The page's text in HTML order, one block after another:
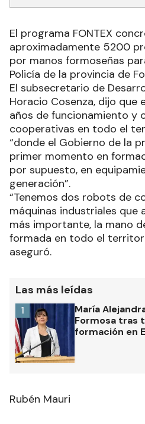
El programa FONTEX
aproximadamente 5200
por manos formoseñas
Policía de la provincia de
El subsecretario de
Horacio Cosenza, dijo que
años de funcionamiento y
cooperativas en todo el
“donde el Gobierno de la
primer momento en
por supuesto, en
generación”.
“Tenemos dos robots de
máquinas industriales que
más importante, la mano
formada en todo el
aseguró.
Las más leídas
María
Formosa tras
formación en
1
Rubén Mauri